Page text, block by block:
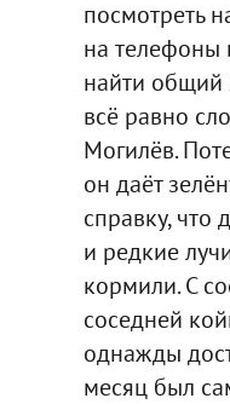
посмотреть
на телефоны
найти общий
всё равно
Могилёв.
он даёт
справку,
и редкие
кормили. С
соседней
однажды
месяц был